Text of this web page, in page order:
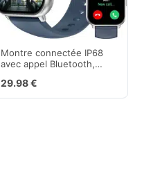
Montre connectée IP68
avec appel Bluetooth,
29.98 €